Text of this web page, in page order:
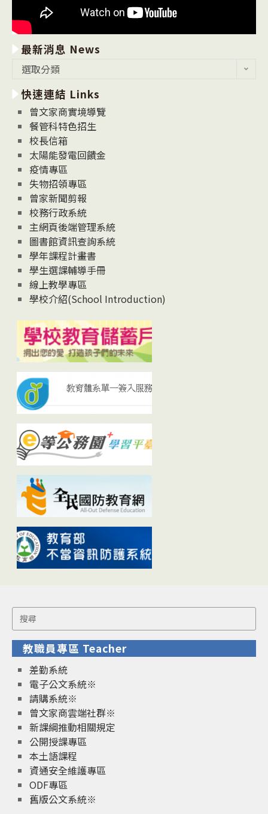
最新消息 News
消
息
News
選取分類
快速連結 Links
曾文家商實境導覽
餐管科特色招生
校長信箱
太陽能發電回饋金
疫情專區
失物招領專區
曾家新聞剪報
校務行政系統
主網頁後端管理系統
圖書館資訊查詢系統
學年課程計畫書
學生選課輔導手冊
線上教學專區
學校介紹(School Introduction)
Search
for:
教職員專區 Teacher
差勤系統
電子公文系統※
請購系統※
曾文家商雲端社群※
新課綱推動相關規定
公開授課專區
本土語課程
資通安全維護專區
ODF專區
舊版公文系統※